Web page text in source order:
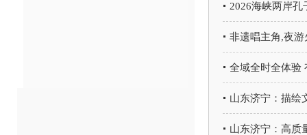
2026海峡两岸
非遗唱主角,夜游
全域全时全体
山东济宁：描绘
山东济宁：高质